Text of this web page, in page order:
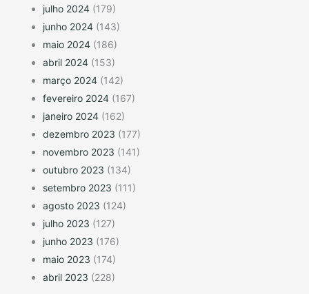
julho 2024 (179)
junho 2024 (143)
maio 2024 (186)
abril 2024 (153)
março 2024 (142)
fevereiro 2024 (167)
janeiro 2024 (162)
dezembro 2023 (177)
novembro 2023 (141)
outubro 2023 (134)
setembro 2023 (111)
agosto 2023 (124)
julho 2023 (127)
junho 2023 (176)
maio 2023 (174)
abril 2023 (228)